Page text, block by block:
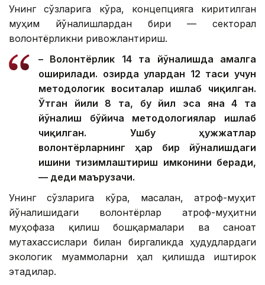
Унинг сўзларига кўра, концепцияга киритилган
муҳим йўналишлардан бири — секторал
волонтёрликни ривожлантириш.
– Волонтёрлик 14 та йўналишда амалга
оширилади. Ҳозирда улардан 12 таси учун
методологик воситалар ишлаб чиқилган.
Ўтган йили 8 та, бу йил эса яна 4 та
йўналиш бўйича методологиялар ишлаб
чиқилган. Ушбу ҳужжатлар
волонтёрларнинг ҳар бир йўналишдаги
ишини тизимлаштириш имконини беради,
— деди маърузачи.
Унинг сўзларига кўра, масалан, атроф-муҳит
йўналишидаги волонтёрлар атроф-муҳитни
муҳофаза қилиш бошқармалари ва саноат
мутахассислари билан биргаликда ҳудудлардаги
экологик муаммоларни ҳал қилишда иштирок
этадилар.